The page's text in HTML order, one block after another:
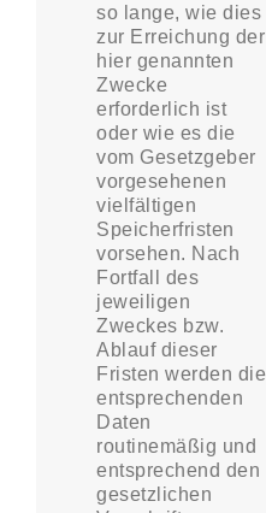
so lange, wie dies
zur Erreichung der
hier genannten
Zwecke
erforderlich ist
oder wie es die
vom Gesetzgeber
vorgesehenen
vielfältigen
Speicherfristen
vorsehen. Nach
Fortfall des
jeweiligen
Zweckes bzw.
Ablauf dieser
Fristen werden die
entsprechenden
Daten
routinemäßig und
entsprechend den
gesetzlichen